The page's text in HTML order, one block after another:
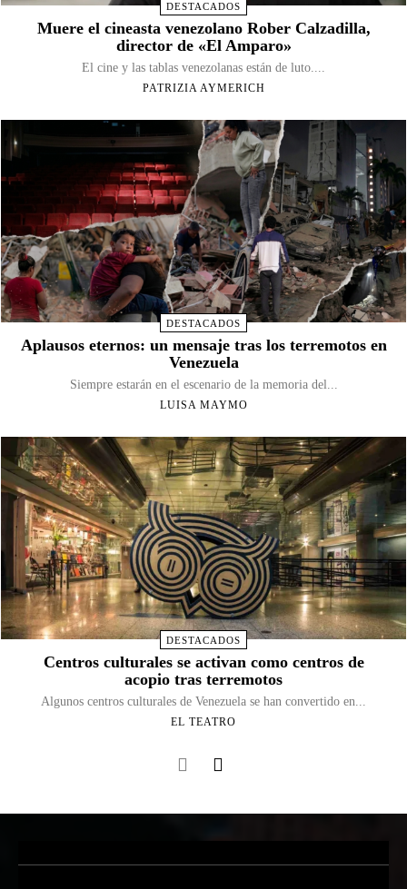
DESTACADOS
Muere el cineasta venezolano Rober Calzadilla,
director de «El Amparo»
El cine y las tablas venezolanas están de luto....
PATRIZIA AYMERICH
DESTACADOS
Aplausos eternos: un mensaje tras los terremotos en
Venezuela
Siempre estarán en el escenario de la memoria del...
LUISA MAYMO
DESTACADOS
Centros culturales se activan como centros de
acopio tras terremotos
Algunos centros culturales de Venezuela se han convertido en...
EL TEATRO